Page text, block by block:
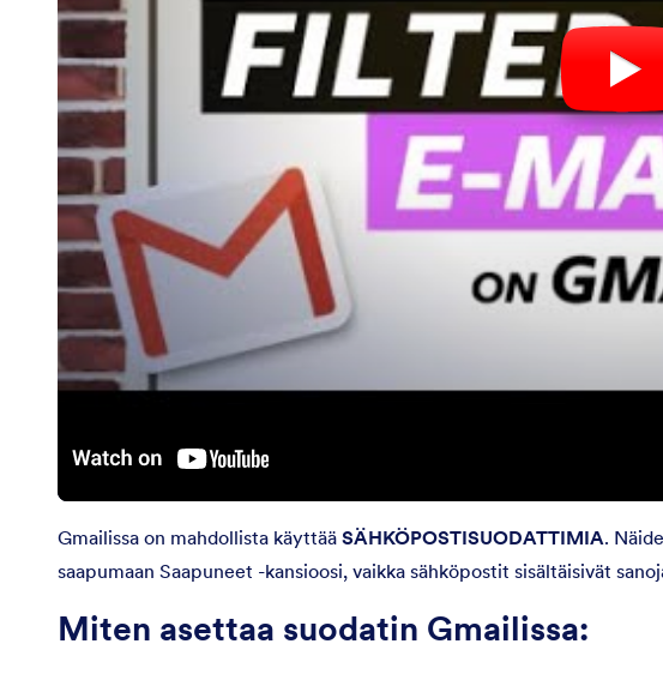
Gmailissa on mahdollista käyttää SÄHKÖPOSTISUODATTIMIA.
saapumaan Saapuneet -kansioosi, vaikka sähköpostit sisältäisivät
Miten asettaa suodatin Gmailissa: